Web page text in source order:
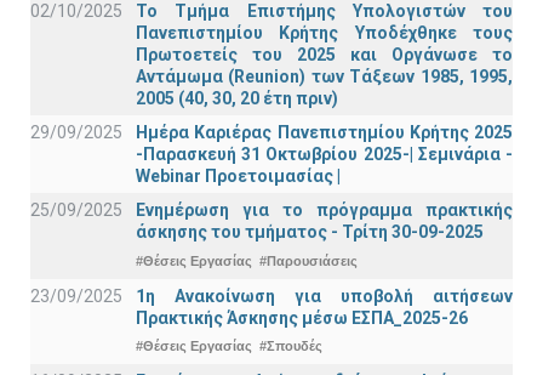
02/10/2025
Το Τμήμα Επιστήμης Υπολογιστών του
Πανεπιστημίου Κρήτης Υποδέχθηκε τους
Πρωτοετείς του 2025 και Οργάνωσε το
Αντάμωμα (Reunion) των Τάξεων 1985, 1995,
2005 (40, 30, 20 έτη πριν)
29/09/2025
Ημέρα Καριέρας Πανεπιστημίου Κρήτης 2025
-Παρασκευή 31 Οκτωβρίου 2025-| Σεμινάρια -
Webinar Προετοιμασίας |
25/09/2025
Ενημέρωση για το πρόγραμμα πρακτικής
άσκησης του τμήματος - Τρίτη 30-09-2025
#Θέσεις Εργασίας #Παρουσιάσεις
23/09/2025
1η Ανακοίνωση για υποβολή αιτήσεων
Πρακτικής Άσκησης μέσω ΕΣΠΑ_2025-26
#Θέσεις Εργασίας #Σπουδές